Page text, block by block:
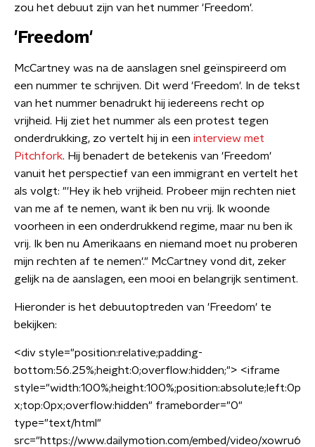
zou het debuut zijn van het nummer 'Freedom'.
'Freedom'
McCartney was na de aanslagen snel geïnspireerd om
een nummer te schrijven. Dit werd 'Freedom'. In de tekst
van het nummer benadrukt hij iedereens recht op
vrijheid. Hij ziet het nummer als een protest tegen
onderdrukking, zo vertelt hij in een interview met
Pitchfork. Hij benadert de betekenis van 'Freedom'
vanuit het perspectief van een immigrant en vertelt het
als volgt: "'Hey ik heb vrijheid. Probeer mijn rechten niet
van me af te nemen, want ik ben nu vrij. Ik woonde
voorheen in een onderdrukkend regime, maar nu ben ik
vrij. Ik ben nu Amerikaans en niemand moet nu proberen
mijn rechten af te nemen'." McCartney vond dit, zeker
gelijk na de aanslagen, een mooi en belangrijk sentiment.
Hieronder is het debuutoptreden van 'Freedom' te
bekijken:
<div style="position:relative;padding-
bottom:56.25%;height:0;overflow:hidden;"> <iframe
style="width:100%;height:100%;position:absolute;left:0p
x;top:0px;overflow:hidden" frameborder="0"
type="text/html"
src="https://www.dailymotion.com/embed/video/xowru6